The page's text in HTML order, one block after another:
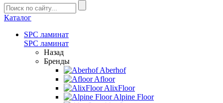
Каталог
SPC ламинат
SPC ламинат
Назад
Бренды
Aberhof
Afloor
AlixFloor
Alpine Floor